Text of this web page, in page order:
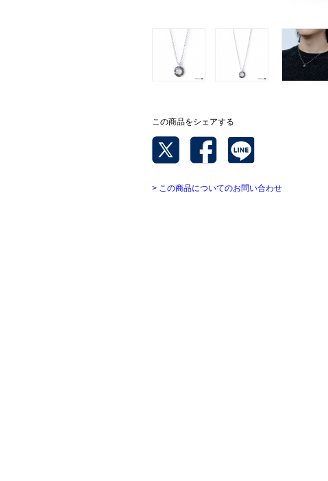
この商品をシェアする
> この商品についてのお問い合わせ